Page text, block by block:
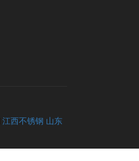
江西不锈钢 山东